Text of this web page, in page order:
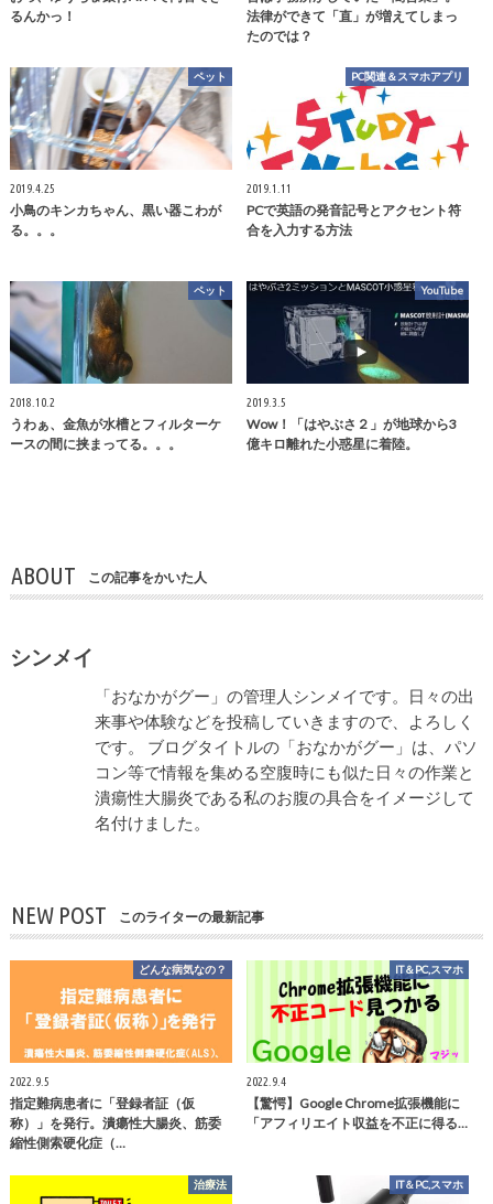
るんかっ！
法律ができて「直」が増えてしまっ
たのでは？
ペット
2019.4.25
小鳥のキンカちゃん、黒い器こわが
る。。。
PC関連＆スマホアプリ
2019.1.11
PCで英語の発音記号とアクセント符
合を入力する方法
ペット
2018.10.2
うわぁ、金魚が水槽とフィルターケ
ースの間に挟まってる。。。
YouTube
2019.3.5
Wow！「はやぶさ２」が地球から3
億キロ離れた小惑星に着陸。
ABOUT この記事をかいた人
シンメイ
「おなかがグー」の管理人シンメイです。日々の出
来事や体験などを投稿していきますので、よろしく
です。 ブログタイトルの「おなかがグー」は、パソ
コン等で情報を集める空腹時にも似た日々の作業と
潰瘍性大腸炎である私のお腹の具合をイメージして
名付けました。
NEW POST このライターの最新記事
どんな病気なの？
2022.9.5
指定難病患者に「登録者証（仮
称）」を発行。潰瘍性大腸炎、筋委
縮性側索硬化症（…
IT＆PC,スマホ
2022.9.4
【驚愕】Google Chrome拡張機能に
「アフィリエイト収益を不正に得る…
治療法 IT＆PC,スマホ